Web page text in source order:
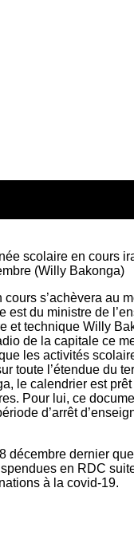
cours s’achèvera au
est du ministre de
et technique Willy
de la capitale ce
les activités
toute l’étendue du
le calendrier est
Pour lui, ce
d’arrêt
décembre dernier
en RDC
à la covid-19.